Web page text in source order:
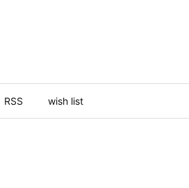
RSS wish list